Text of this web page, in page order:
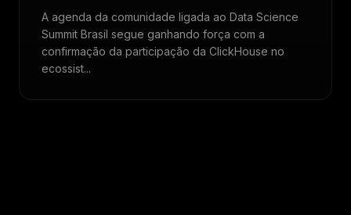
A agenda da comunidade ligada ao Data Science
Summit Brasil segue ganhando força com a
confirmação da participação da ClickHouse no
ecossist...